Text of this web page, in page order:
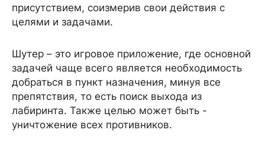
присутствием, соизмерив свои действия с
целями и задачами.
Шутер – это игровое приложение, где основной
задачей чаще всего является необходимость
добраться в пункт назначения, минуя все
препятствия, то есть поиск выхода из
лабиринта. Также целью может быть -
уничтожение всех противников.